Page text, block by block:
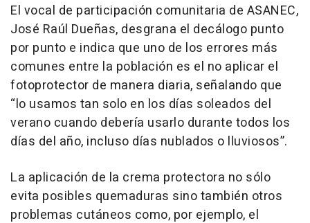
El vocal de participación comunitaria de ASANEC,
José Raúl Dueñas, desgrana el decálogo punto
por punto e indica que uno de los errores más
comunes entre la población es el no aplicar el
fotoprotector de manera diaria, señalando que
“lo usamos tan solo en los días soleados del
verano cuando debería usarlo durante todos los
días del año, incluso días nublados o lluviosos”.
La aplicación de la crema protectora no sólo
evita posibles quemaduras sino también otros
problemas cutáneos como, por ejemplo, el